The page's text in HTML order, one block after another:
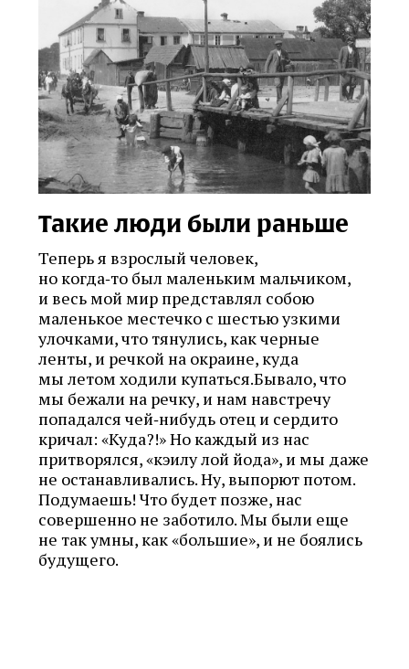
Такие люди были раньше
Теперь я взрослый человек,
но когда‑то был маленьким мальчиком,
и весь мой мир представлял собою
маленькое местечко с шестью узкими
улочками, что тянулись, как черные
ленты, и речкой на окраине, куда
мы летом ходили купаться.Бывало, что
мы бежали на речку, и нам навстречу
попадался чей‑нибудь отец и сердито
кричал: «Куда?!» Но каждый из нас
притворялся, «кэилу лой йода», и мы даже
не останавливались. Ну, выпорют потом.
Подумаешь! Что будет позже, нас
совершенно не заботило. Мы были еще
не так умны, как «большие», и не боялись
будущего.